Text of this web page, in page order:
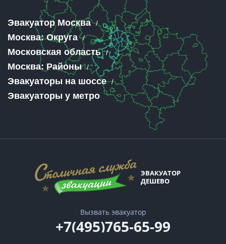
Эвакуатор Москва
Москва: Округа
Московская область
Москва: Районы
Эвакуаторы на шоссе
Эвакуаторы у метро
ЭВАКУАТОР
ДЕШЕВО
Вызвать эвакуатор
+7(495)765-65-99